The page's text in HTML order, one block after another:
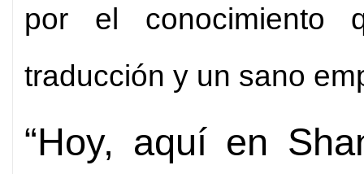
por el conocimiento
traducción y un sano
“Hoy, aquí en